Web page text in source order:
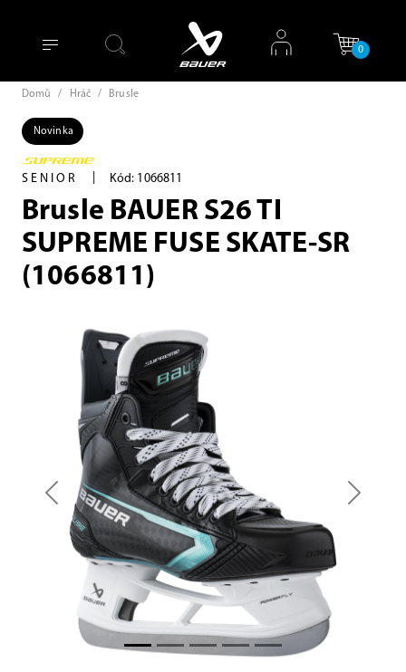
0
Domů / Hráč / Brusle
Novinka
SENIOR Kód: 1066811
Brusle BAUER S26 TI
SUPREME FUSE SKATE-SR
(1066811)
Previous Next